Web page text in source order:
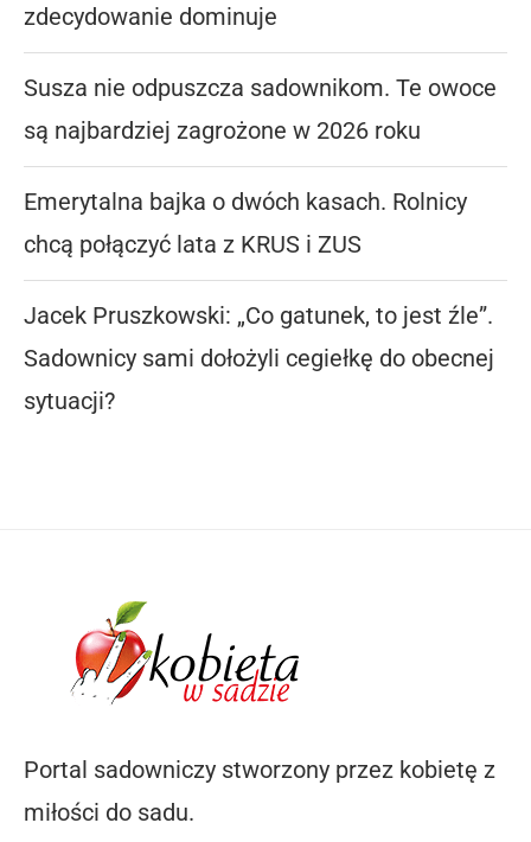
zdecydowanie dominuje
Susza nie odpuszcza sadownikom. Te owoce
są najbardziej zagrożone w 2026 roku
Emerytalna bajka o dwóch kasach. Rolnicy
chcą połączyć lata z KRUS i ZUS
Jacek Pruszkowski: „Co gatunek, to jest źle”.
Sadownicy sami dołożyli cegiełkę do obecnej
sytuacji?
Portal sadowniczy stworzony przez kobietę z
miłości do sadu.